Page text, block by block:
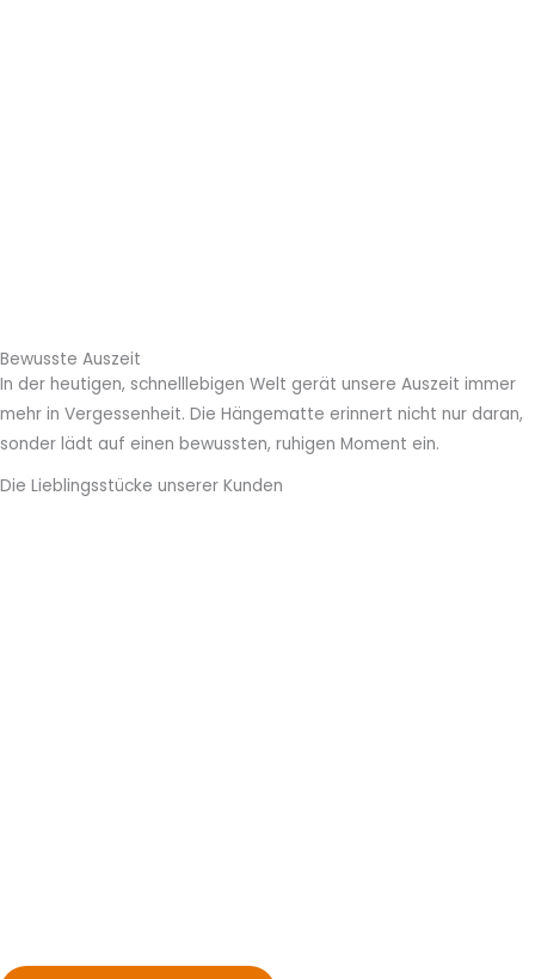
Bewusste Auszeit
In der heutigen, schnelllebigen Welt gerät unsere Auszeit immer
mehr in Vergessenheit. Die Hängematte erinnert nicht nur daran,
sonder lädt auf einen bewussten, ruhigen Moment ein.
Die Lieblingsstücke unserer Kunden